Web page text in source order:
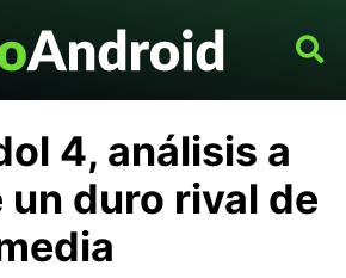
4, análisis a
duro rival de